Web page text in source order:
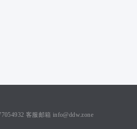
客服邮箱 info@ddw.zone